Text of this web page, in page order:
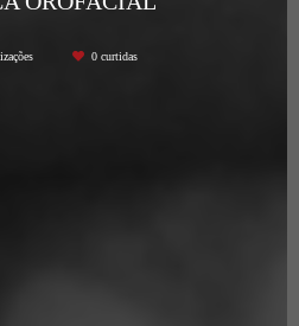
0curtidas